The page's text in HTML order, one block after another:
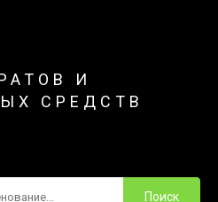
И
СРЕДСТВ